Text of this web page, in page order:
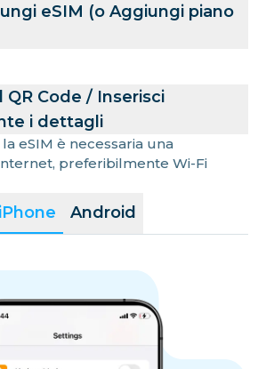
iPhone Android
eSIM (o Aggiungi piano
QR Code / Inserisci
i dettagli
eSIM è necessaria una
preferibilmente Wi-Fi